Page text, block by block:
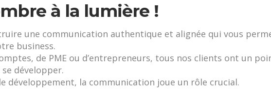
à la lumière !
une communication authentique et alignée qui vous
business.
de PME ou d’entrepreneurs, tous nos clients ont un
développer.
développement, la communication joue un rôle crucial.